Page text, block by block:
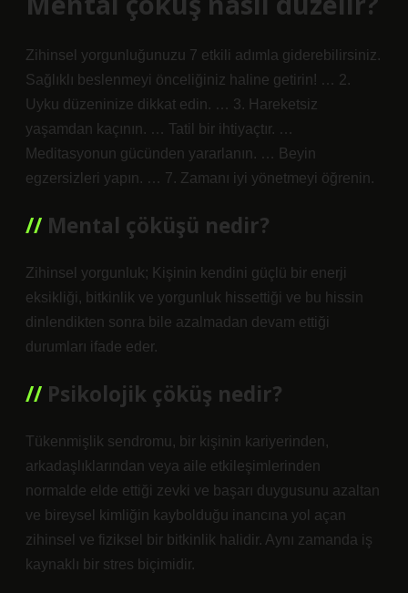
Zihinsel yorgunluğunuzu 7 etkili adımla giderebilirsiniz.
Sağlıklı beslenmeyi önceliğiniz haline getirin! … 2.
Uyku düzeninize dikkat edin. … 3. Hareketsiz
yaşamdan kaçının. … Tatil bir ihtiyaçtır. …
Meditasyonun gücünden yararlanın. … Beyin
egzersizleri yapın. … 7. Zamanı iyi yönetmeyi öğrenin.
Mental çöküşü nedir?
Zihinsel yorgunluk; Kişinin kendini güçlü bir enerji
eksikliği, bitkinlik ve yorgunluk hissettiği ve bu hissin
dinlendikten sonra bile azalmadan devam ettiği
durumları ifade eder.
Psikolojik çöküş nedir?
Tükenmişlik sendromu, bir kişinin kariyerinden,
arkadaşlıklarından veya aile etkileşimlerinden
normalde elde ettiği zevki ve başarı duygusunu azaltan
ve bireysel kimliğin kaybolduğu inancına yol açan
zihinsel ve fiziksel bir bitkinlik halidir. Aynı zamanda iş
kaynaklı bir stres biçimidir.